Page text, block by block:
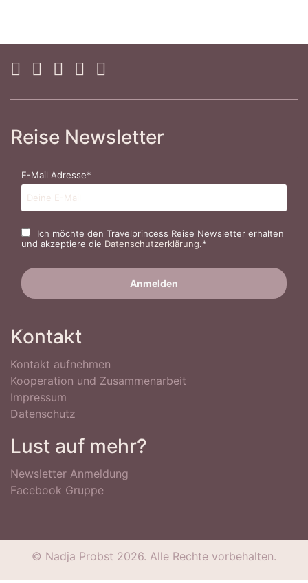
Reise Newsletter
E-Mail Adresse*
Ich möchte den Travelprincess Reise Newsletter erhalten
und akzeptiere die Datenschutzerklärung.*
Kontakt
Kontakt aufnehmen
Kooperation und Zusammenarbeit
Impressum
Datenschutz
Lust auf mehr?
Newsletter Anmeldung
Facebook Gruppe
© Nadja Probst 2026. Alle Rechte vorbehalten.